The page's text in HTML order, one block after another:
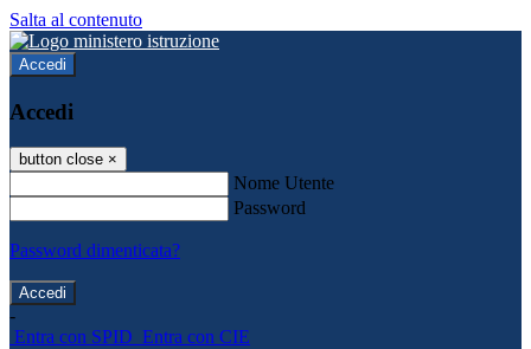
Salta al contenuto
Accedi
Accedi
button close ×
Nome Utente
Password
Password dimenticata?
-
Entra con SPID Entra con CIE